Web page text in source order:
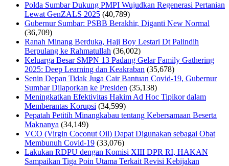
Polda Sumbar Dukung PMPI Wujudkan Regenerasi Pertanian
Lewat GenZALS 2025 (40,789)
Gubernur Sumbar: PSBB Berakhir, Diganti New Normal
(36,709)
Ranah Minang Berduka, Haji Boy Lestari Dt Palindih
Berpulang ke Rahmatullah (36,002)
Keluarga Besar SMPN 13 Padang Gelar Family Gathering
2025: Deep Learning dan Keakraban (35,678)
Senin Depan Tidak Juga Cair Bantuan Covid-19, Gubernur
Sumbar Dilaporkan ke Presiden (35,138)
Meningkatkan Efektivitas Hakim Ad Hoc Tipikor dalam
Memberantas Korupsi (34,599)
Pepatah Petitih Minangkabau tentang Kebersamaan Beserta
Maknanya (34,149)
VCO (Virgin Coconut Oil) Dapat Digunakan sebagai Obat
Membunuh Covid-19 (33,076)
Lakukan RDPU dengan Komisi XIII DPR RI, HAKAN
Sampaikan Tiga Poin Utama Terkait Revisi Kebijakan